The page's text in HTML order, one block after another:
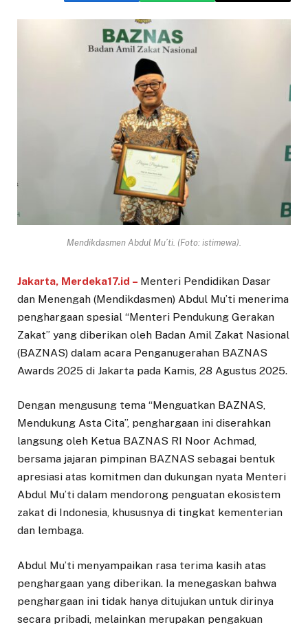
Mendikdasmen Abdul Mu’ti. (Foto: istimewa).
Jakarta, Merdeka17.id – Menteri Pendidikan Dasar
dan Menengah (Mendikdasmen) Abdul Mu’ti menerima
penghargaan spesial “Menteri Pendukung Gerakan
Zakat” yang diberikan oleh Badan Amil Zakat Nasional
(BAZNAS) dalam acara Penganugerahan BAZNAS
Awards 2025 di Jakarta pada Kamis, 28 Agustus 2025.
Dengan mengusung tema “Menguatkan BAZNAS,
Mendukung Asta Cita”, penghargaan ini diserahkan
langsung oleh Ketua BAZNAS RI Noor Achmad,
bersama jajaran pimpinan BAZNAS sebagai bentuk
apresiasi atas komitmen dan dukungan nyata Menteri
Abdul Mu’ti dalam mendorong penguatan ekosistem
zakat di Indonesia, khususnya di tingkat kementerian
dan lembaga.
Abdul Mu’ti menyampaikan rasa terima kasih atas
penghargaan yang diberikan. Ia menegaskan bahwa
penghargaan ini tidak hanya ditujukan untuk dirinya
secara pribadi, melainkan merupakan pengakuan